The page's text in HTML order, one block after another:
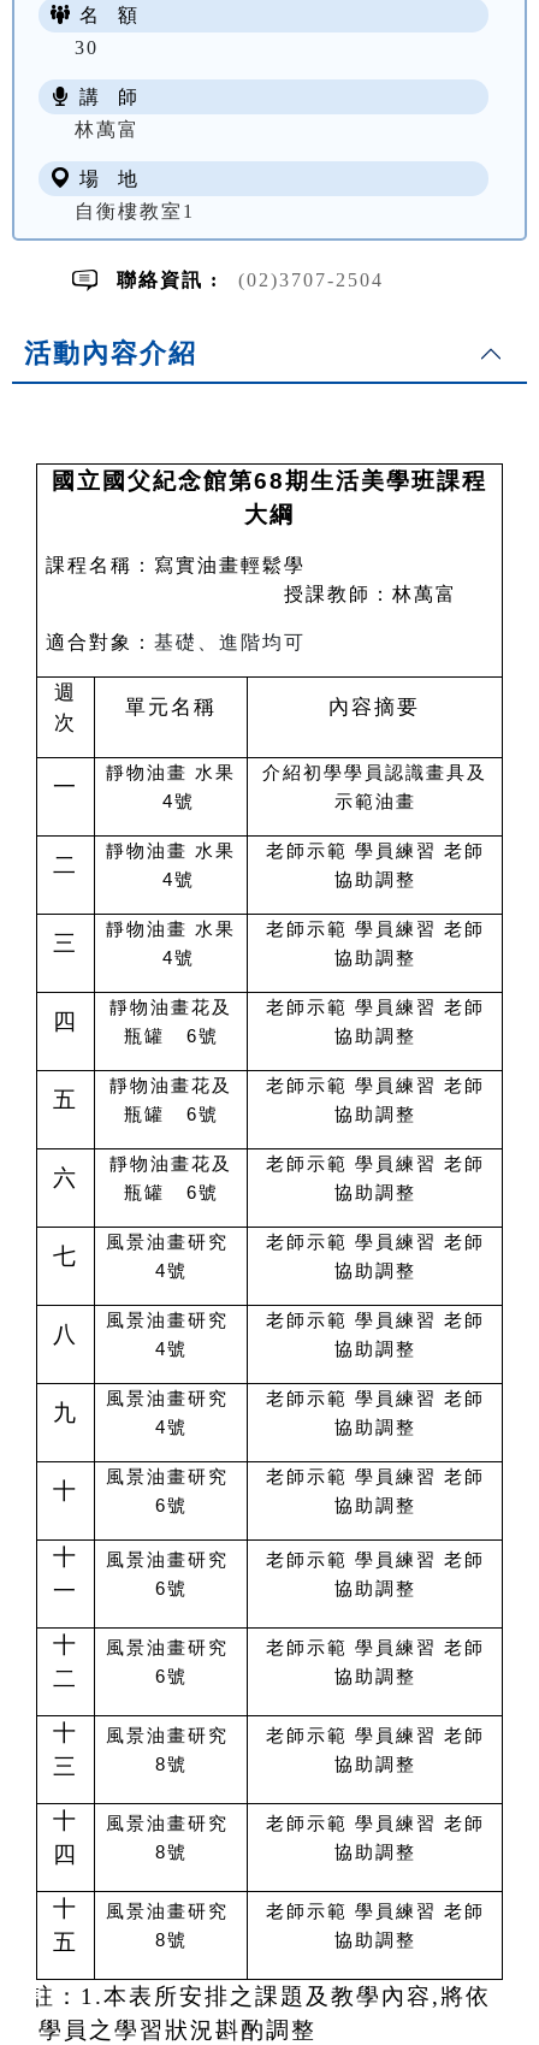
名 額
30
講 師
林萬富
場 地
自衡樓教室1
聯絡資訊 : (02)3707-2504
活動內容介紹
國立國父紀念館第68期生活美學班課程
大綱
課程名稱：寫實油畫輕鬆學
授課教師：林萬富
適合對象： 基礎、進階均可
週
次
單元名稱 內容摘要
一
靜物油畫 水果
4號
介紹初學學員認識畫具及
示範油畫
二
靜物油畫 水果
4號
老師示範 學員練習 老師
協助調整
三
靜物油畫 水果
4號
老師示範 學員練習 老師
協助調整
四
靜物油畫花及
瓶罐 6號
老師示範 學員練習 老師
協助調整
五
靜物油畫花及
瓶罐 6號
老師示範 學員練習 老師
協助調整
六
靜物油畫花及
瓶罐 6號
老師示範 學員練習 老師
協助調整
七
風景油畫研究
4號
老師示範 學員練習 老師
協助調整
八
風景油畫研究
4號
老師示範 學員練習 老師
協助調整
九
風景油畫研究
4號
老師示範 學員練習 老師
協助調整
十
風景油畫研究
6號
老師示範 學員練習 老師
協助調整
十
一
風景油畫研究
6號
老師示範 學員練習 老師
協助調整
十
二
風景油畫研究
6號
老師示範 學員練習 老師
協助調整
十
三
風景油畫研究
8號
老師示範 學員練習 老師
協助調整
十
四
風景油畫研究
8號
老師示範 學員練習 老師
協助調整
十
五
風景油畫研究
8號
老師示範 學員練習 老師
協助調整
註：1.本表所安排之課題及教學內容,將依
據學員之學習狀況斟酌調整